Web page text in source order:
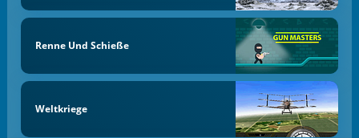
Renne Und Schieße
Weltkriege